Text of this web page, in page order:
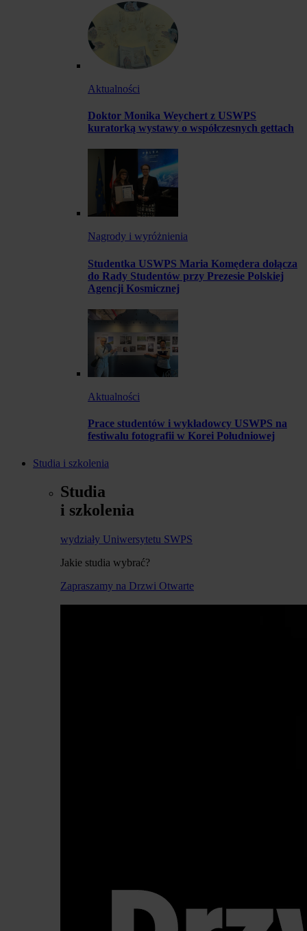
Aktualności
Doktor Monika Weychert z USWPS
kuratorką wystawy o współczesnych gettach
Nagrody i wyróżnienia
Studentka USWPS Maria Komędera dołącza
do Rady Studentów przy Prezesie Polskiej
Agencji Kosmicznej
Aktualności
Prace studentów i wykładowcy USWPS na
festiwalu fotografii w Korei Południowej
Studia i szkolenia
Studia
i szkolenia
wydziały Uniwersytetu SWPS
Jakie studia wybrać?
Zapraszamy na Drzwi Otwarte